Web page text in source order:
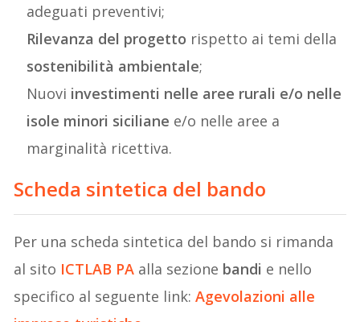
adeguati preventivi;
Rilevanza del progetto rispetto ai temi della
sostenibilità ambientale;
Nuovi investimenti nelle aree rurali e/o nelle
isole minori siciliane e/o nelle aree a
marginalità ricettiva.
Scheda sintetica del bando
Per una scheda sintetica del bando si rimanda
al sito ICTLAB PA alla sezione bandi e nello
specifico al seguente link:Agevolazioni alle